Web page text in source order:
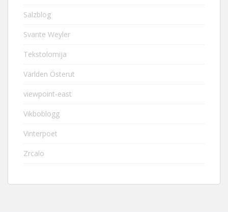
Salzblog
Svante Weyler
Tekstolomija
Världen Österut
viewpoint-east
Vikboblogg
Vinterpoet
Zrcalo